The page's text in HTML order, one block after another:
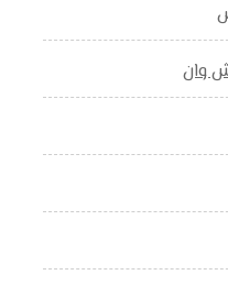
وان